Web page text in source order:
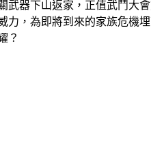
武器下山返家，正值武鬥大
力，為即將到來的家族危機
？